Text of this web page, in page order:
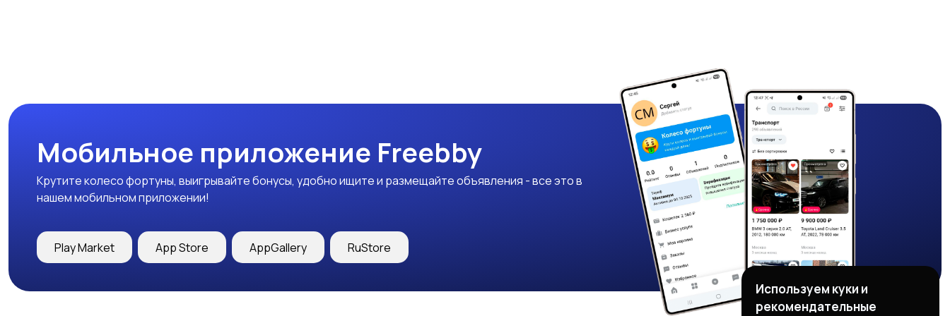
Мобильное приложение Freebby
Крутите колесо фортуны, выигрывайте бонусы, удобно ищите и размещайте объявления - все это в
нашем мобильном приложении!
Play Market App Store AppGallery RuStore
Используем куки и
рекомендательные